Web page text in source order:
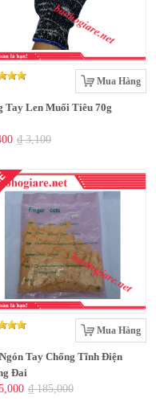
Mua Hàng
Tay Len Muối Tiêu 70g
₫ 3,100
Mua Hàng
Tay Chống Tĩnh Điện
Đai
₫ 185,000